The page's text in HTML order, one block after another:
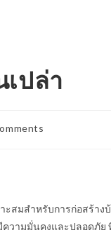
ปล่า
สมสำหรับการก่อสร้าง
วามมั่นคงและปลอดภัย